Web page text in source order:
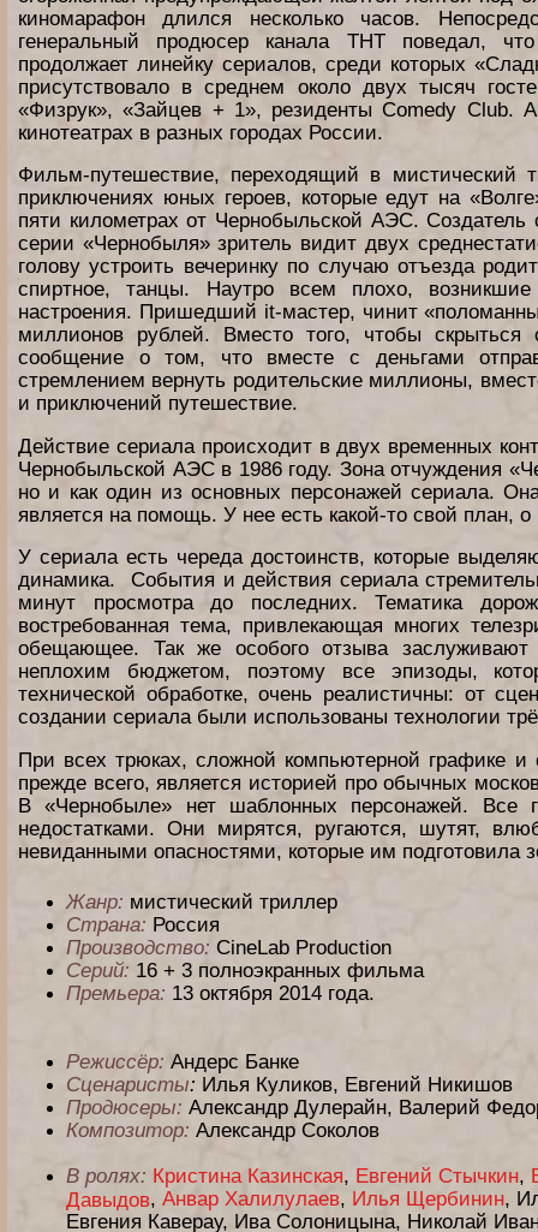
киномарафон длился несколько часов.
генеральный продюсер канала ТНТ поведал,
продолжает линейку сериалов, среди которых
присутствовало в среднем около двух тысяч
«Физрук», «Зайцев + 1», резиденты Comedy Club.
кинотеатрах в разных городах России.
Фильм-путешествие, переходящий в мистический
приключениях юных героев, которые едут на
пяти километрах от Чернобыльской АЭС.
серии «Чернобыля» зритель видит двух
голову устроить вечеринку по случаю отъезда
спиртное, танцы. Наутро всем плохо,
настроения. Пришедший it-мастер, чинит
миллионов рублей. Вместо того, чтобы
сообщение о том, что вместе с деньгами
стремлением вернуть родительские миллионы,
и приключений путешествие.
Действие сериала происходит в двух временных
Чернобыльской АЭС в 1986 году. Зона отчуждения
но и как один из основных персонажей сериала.
является на помощь. У нее есть какой-то свой план,
У сериала есть череда достоинств, которые
динамика. События и действия сериала
минут просмотра до последних. Тематика
востребованная тема, привлекающая многих
обещающее. Так же особого отзыва заслуживают
неплохим бюджетом, поэтому все эпизоды,
технической обработке, очень реалистичны: от
создании сериала были использованы технологии
При всех трюках, сложной компьютерной графике
прежде всего, является историей про обычных
В «Чернобыле» нет шаблонных персонажей.
недостатками. Они мирятся, ругаются, шутят,
невиданными опасностями, которые им подготовила
Жанр: мистический триллер
Страна: Россия
Производство: CineLab Production
Серий: 16 + 3 полноэкранных фильма
Премьера: 13 октября 2014 года.
Режиссёр: Андерс Банке
Сценаристы: Илья Куликов, Евгений Никишов
Продюсеры: Александр Дулерайн, Валерий
Композитор: Александр Соколов
В ролях: Кристина Казинская, Евгений Стычкин,
Давыдов, Анвар Халилулаев, Илья Щербинин,
Евгения Каверау, Ива Солоницына, Николай